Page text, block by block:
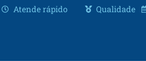
Atende rápido Qualidade